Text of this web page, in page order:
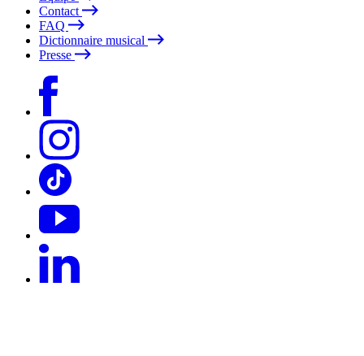
Contact
FAQ
Dictionnaire musical
Presse